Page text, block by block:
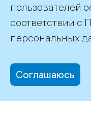
©2026 ПАО «ТГК–1»
office@tgc1.ru
пользователей
соответствии с
персональных
Соглашаюсь